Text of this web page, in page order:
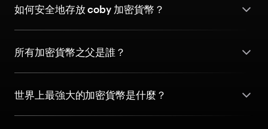
如何安全地存放 coby 加密貨幣？
所有加密貨幣之父是誰？
世界上最強大的加密貨幣是什麼？